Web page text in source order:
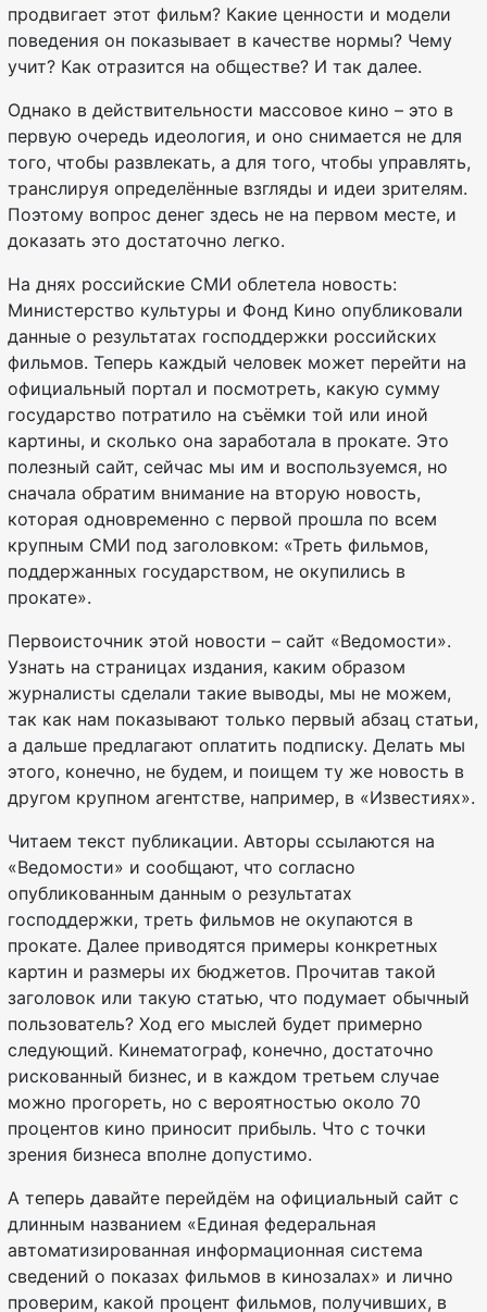
продвигает этот фильм? Какие ценности и модели
поведения он показывает в качестве нормы? Чему
учит? Как отразится на обществе? И так далее.
Однако в действительности массовое кино – это в
первую очередь идеология, и оно снимается не для
того, чтобы развлекать, а для того, чтобы управлять,
транслируя определённые взгляды и идеи зрителям.
Поэтому вопрос денег здесь не на первом месте, и
доказать это достаточно легко.
На днях российские СМИ облетела новость:
Министерство культуры и Фонд Кино опубликовали
данные о результатах господдержки российских
фильмов. Теперь каждый человек может перейти на
официальный портал и посмотреть, какую сумму
государство потратило на съёмки той или иной
картины, и сколько она заработала в прокате. Это
полезный сайт, сейчас мы им и воспользуемся, но
сначала обратим внимание на вторую новость,
которая одновременно с первой прошла по всем
крупным СМИ под заголовком: «Треть фильмов,
поддержанных государством, не окупились в
прокате».
Первоисточник этой новости – сайт «Ведомости».
Узнать на страницах издания, каким образом
журналисты сделали такие выводы, мы не можем,
так как нам показывают только первый абзац статьи,
а дальше предлагают оплатить подписку. Делать мы
этого, конечно, не будем, и поищем ту же новость в
другом крупном агентстве, например, в «Известиях».
Читаем текст публикации. Авторы ссылаются на
«Ведомости» и сообщают, что согласно
опубликованным данным о результатах
господдержки, треть фильмов не окупаются в
прокате. Далее приводятся примеры конкретных
картин и размеры их бюджетов. Прочитав такой
заголовок или такую статью, что подумает обычный
пользователь? Ход его мыслей будет примерно
следующий. Кинематограф, конечно, достаточно
рискованный бизнес, и в каждом третьем случае
можно прогореть, но с вероятностью около 70
процентов кино приносит прибыль. Что с точки
зрения бизнеса вполне допустимо.
А теперь давайте перейдём на официальный сайт с
длинным названием «Единая федеральная
автоматизированная информационная система
сведений о показах фильмов в кинозалах» и лично
проверим, какой процент фильмов, получивших, в